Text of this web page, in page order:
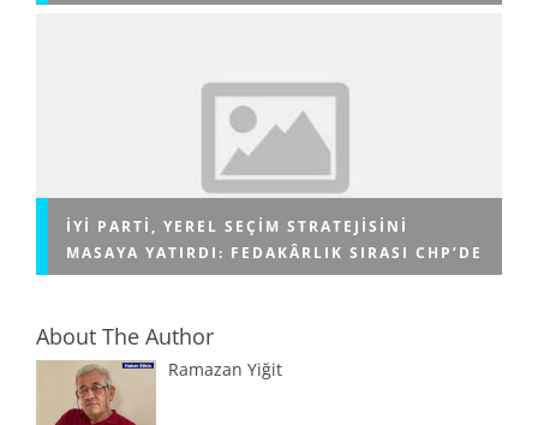
İYİ PARTI, YEREL SEÇIM STRATEJISINI
MASAYA YATIRDI: FEDAKÂRLIK SIRASI CHP’DE
About The Author
Ramazan Yiğit